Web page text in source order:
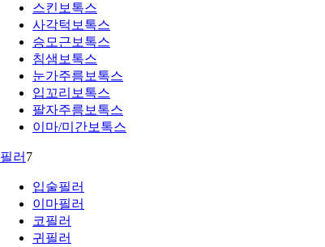
스킨보톡스
사각턱보톡스
승모근보톡스
침샘보톡스
눈가주름보톡스
입꼬리보톡스
팔자주름보톡스
이마/미간보톡스
필러 7
입술필러
이마필러
코필러
귀필러